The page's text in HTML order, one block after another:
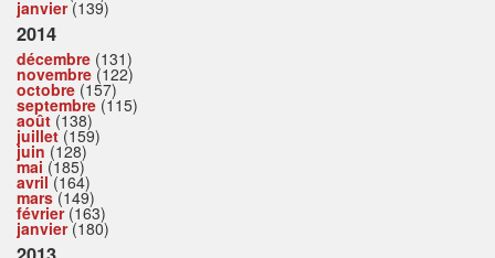
janvier(139)
2014
décembre (131)
novembre (122)
octobre (157)
septembre (115)
août (138)
juillet(159)
juin (128)
mai (185)
avril(164)
mars(149)
février(163)
janvier(180)